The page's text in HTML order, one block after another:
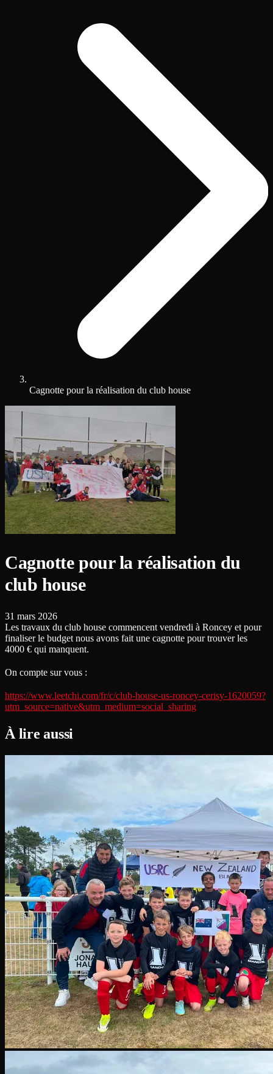
Cagnotte pour la réalisation du club house
Cagnotte pour la réalisation du
club house
31 mars 2026
Les travaux du club house commencent vendredi à Roncey et pour
finaliser le budget nous avons fait une cagnotte pour trouver les
4000 € qui manquent.
On compte sur vous :
https://www.leetchi.com/fr/c/club-house-us-roncey-cerisy-1620059?
utm_source=native&utm_medium=social_sharing
À lire aussi